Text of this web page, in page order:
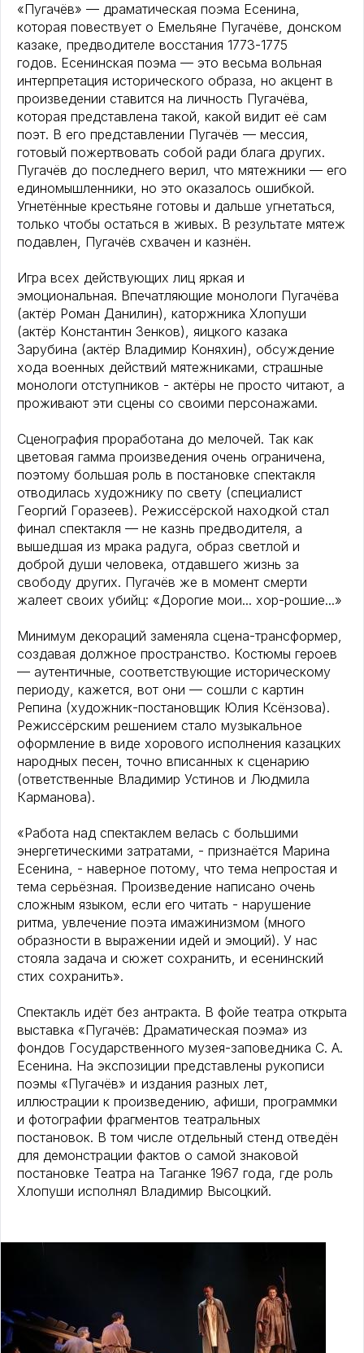
«Пугачёв» — драматическая поэма Есенина,
которая повествует о Емельяне Пугачёве, донском
казаке, предводителе восстания 1773-1775
годов. Есенинская поэма — это весьма вольная
интерпретация исторического образа, но акцент в
произведении ставится на личность Пугачёва,
которая представлена такой, какой видит её сам
поэт. В его представлении Пугачёв — мессия,
готовый пожертвовать собой ради блага других.
Пугачёв до последнего верил, что мятежники — его
единомышленники, но это оказалось ошибкой.
Угнетённые крестьяне готовы и дальше угнетаться,
только чтобы остаться в живых. В результате мятеж
подавлен, Пугачёв схвачен и казнён.
Игра всех действующих лиц яркая и
эмоциональная. Впечатляющие монологи Пугачёва
(актёр Роман Данилин), каторжника Хлопуши
(актёр Константин Зенков), яицкого казака
Зарубина (актёр Владимир Коняхин), обсуждение
хода военных действий мятежниками, страшные
монологи отступников - актёры не просто читают, а
проживают эти сцены со своими персонажами.
Сценография проработана до мелочей. Так как
цветовая гамма произведения очень ограничена,
поэтому большая роль в постановке спектакля
отводилась художнику по свету (специалист
Георгий Горазеев). Режиссёрской находкой стал
финал спектакля — не казнь предводителя, а
вышедшая из мрака радуга, образ светлой и
доброй души человека, отдавшего жизнь за
свободу других. Пугачёв же в момент смерти
жалеет своих убийц: «Дорогие мои... хор-рошие...»
Минимум декораций заменяла сцена-трансформер,
создавая должное пространство. Костюмы героев
— аутентичные, соответствующие историческому
периоду, кажется, вот они — сошли с картин
Репина (художник-постановщик Юлия Ксёнзова).
Режиссёрским решением стало музыкальное
оформление в виде хорового исполнения казацких
народных песен, точно вписанных к сценарию
(ответственные Владимир Устинов и Людмила
Карманова).
«Работа над спектаклем велась с большими
энергетическими затратами, - признаётся Марина
Есенина, - наверное потому, что тема непростая и
тема серьёзная. Произведение написано очень
сложным языком, если его читать - нарушение
ритма, увлечение поэта имажинизмом (много
образности в выражении идей и эмоций). У нас
стояла задача и сюжет сохранить, и есенинский
стих сохранить».
Спектакль идёт без антракта. В фойе театра открыта
выставка «Пугачёв: Драматическая поэма» из
фондов Государственного музея-заповедника С. А.
Есенина. На экспозиции представлены рукописи
поэмы «Пугачёв» и издания разных лет,
иллюстрации к произведению, афиши, программки
и фотографии фрагментов театральных
постановок. В том числе отдельный стенд отведён
для демонстрации фактов о самой знаковой
постановке Театра на Таганке 1967 года, где роль
Хлопуши исполнял Владимир Высоцкий.